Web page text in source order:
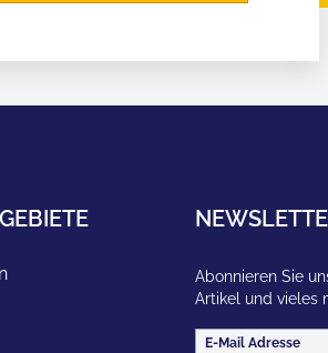
Abonnieren Sie
Artikel und vieles
E-Mail Adresse